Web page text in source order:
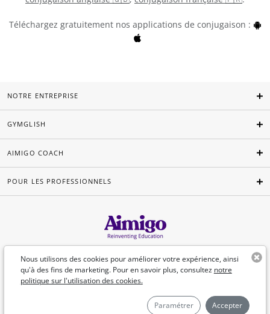
Téléchargez gratuitement nos applications de conjugaison :
Nous utilisons des cookies pour améliorer votre expérience, ainsi
qu'à des fins de marketing. Pour en savoir plus, consultez notre
politique sur l'utilisation des cookies.
Paramétrer Accepter
NOTRE ENTREPRISE
GYMGLISH
AIMIGO COACH
POUR LES PROFESSIONNELS
Français
©Aimigo 2026